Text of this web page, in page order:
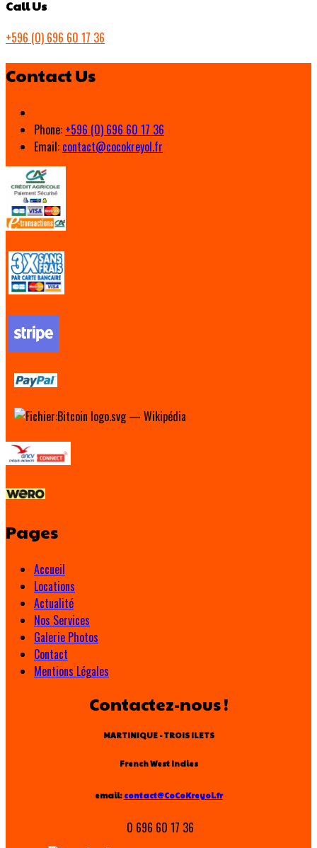
Call Us
+596 (0) 696 60 17 36
Contact Us
Phone: +596 (0) 696 60 17 36
Email: contact@cocokreyol.fr
Pages
Accueil
Locations
Actualité
Nos Services
Galerie Photos
Contact
Mentions Légales
Contactez-nous !
MARTINIQUE - TROIS ILETS
French West Indies
email: contact@CoCoKreyol.fr
0 696 60 17 36